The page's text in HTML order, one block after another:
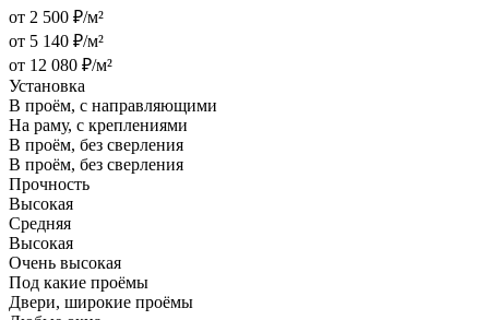
от 2 500 ₽/м²
от 5 140 ₽/м²
от 12 080 ₽/м²
Установка
В проём, с направляющими
На раму, с креплениями
В проём, без сверления
В проём, без сверления
Прочность
Высокая
Средняя
Высокая
Очень высокая
Под какие проёмы
Двери, широкие проёмы